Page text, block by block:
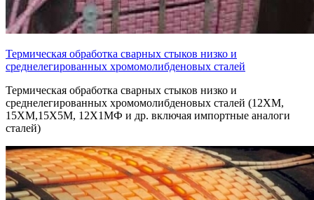
Термическая обработка сварных стыков низко и
среднелегированных хромомолибденовых сталей
Термическая обработка сварных стыков низко и
среднелегированных хромомолибденовых сталей (12ХМ,
15ХМ,15Х5М, 12Х1МФ и др. включая импортные аналоги
сталей)